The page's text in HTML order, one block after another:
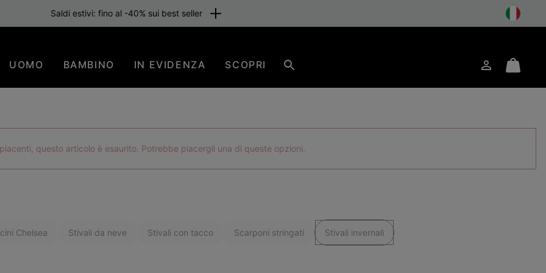
gratuita per i membri o per importi superiori a 80 €. Iscriviti subito
UOMO BAMBINO IN EVIDENZA SCOPRI AccessoMini
questo articolo è esaurito. Potrebbe piacergli una di queste opzioni.
Chelsea Stivali da neve Stivali con tacco Scarponi stringati Stivali invernali